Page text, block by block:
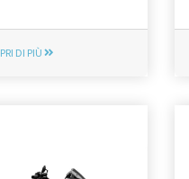
DI PIÙ